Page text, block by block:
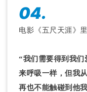
04.
电影《五尺天涯》
“我们需要得到我
来呼吸一样，但我
再也不能触碰到他